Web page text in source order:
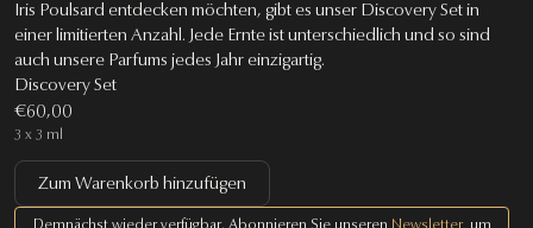
Iris Poulsard entdecken möchten, gibt es unser Discovery Set in
einer limitierten Anzahl. Jede Ernte ist unterschiedlich und so sind
auch unsere Parfums jedes Jahr einzigartig.
Discovery Set
€60,00
3 x 3 ml
Zum Warenkorb hinzufügen